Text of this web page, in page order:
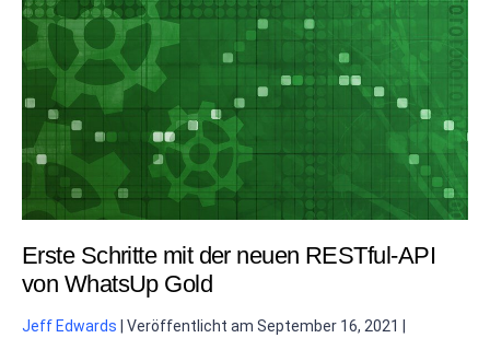
Erste Schritte mit der neuen RESTful-API
von WhatsUp Gold
Jeff Edwards Veröffentlicht am September 16, 2021